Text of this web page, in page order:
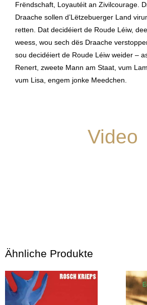
Frëndschaft, Loyautéit an Zivilcourage.
Draache sollen d’Lëtzebuerger Land
retten. Dat decidéiert de Roude Léiw,
weess, wou sech dës Draache
sou decidéiert de Roude Léiw weider –
Renert, zweete Mann am Staat, vum
vum Lisa, engem jonke Meedchen.
Video
Ähnliche Produkte